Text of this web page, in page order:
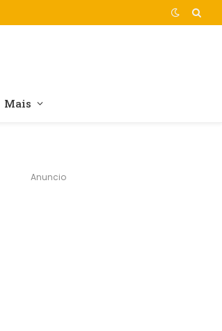
Mais
Anuncio